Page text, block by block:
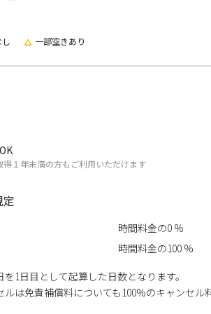
一部空きあり
得１年未満の方もご利用いただけます
定
時間料金の0 %
時間料金の100 %
を1日目として起算した日数となります。
ルは免責補償料についても100%のキャンセル